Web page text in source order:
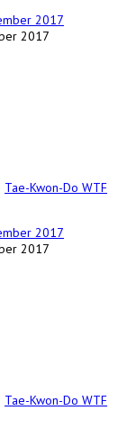
2017
Tae-Kwon-Do WTF
2017
Tae-Kwon-Do WTF